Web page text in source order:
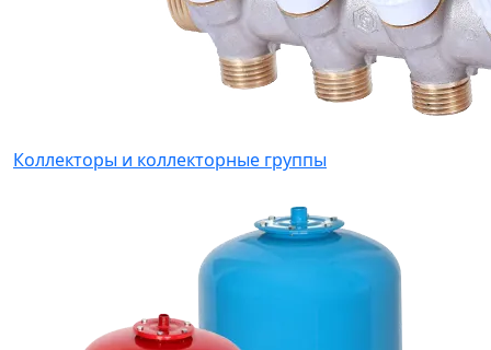
Коллекторы и коллекторные группы